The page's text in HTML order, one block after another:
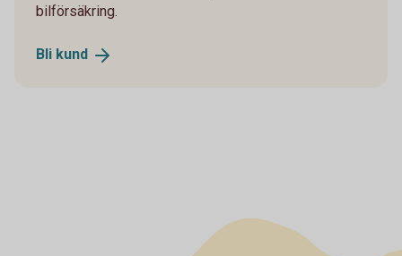
bilförsäkring.
Bli kund